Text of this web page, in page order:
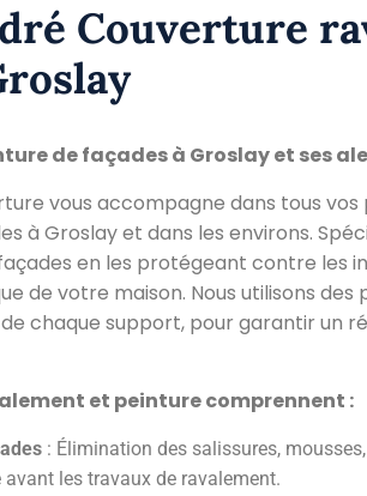
Couverture
de façades à Groslay et ses
vous accompagne dans tous
à Groslay et dans les environs.
en les protégeant contre les
de votre maison. Nous utilisons
chaque support, pour garantir un
et peinture comprennent :
: Élimination des salissures,
les travaux de ravalement.